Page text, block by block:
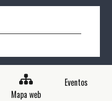
Mapa web
Eventos